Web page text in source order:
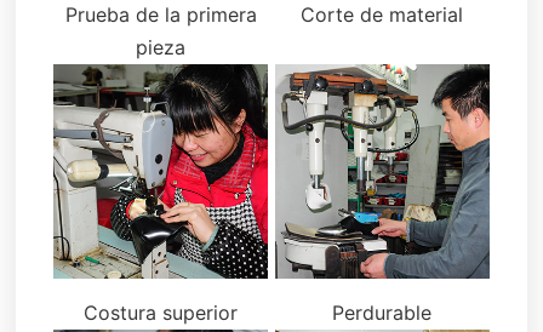
Prueba de la primera
pieza
Corte de material
Costura superior Perdurable